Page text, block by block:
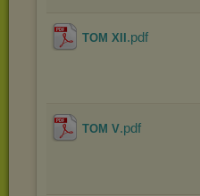
TOM XII .pdf
TOM V.pdf